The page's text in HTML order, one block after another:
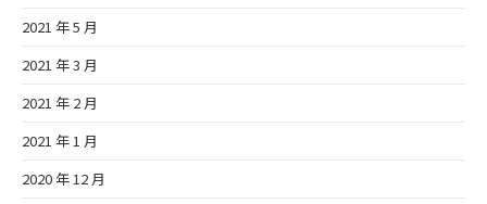
2021 年 5 月
2021 年 3 月
2021 年 2 月
2021 年 1 月
2020 年 12 月